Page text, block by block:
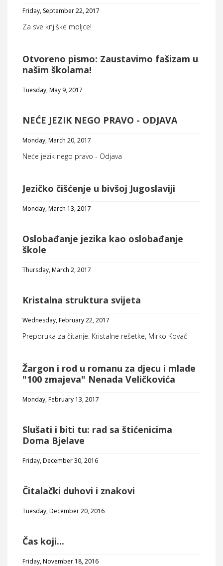
Friday, September 22, 2017
Za sve knjiške moljce!
Otvoreno pismo: Zaustavimo fašizam u
našim školama!
Tuesday, May 9, 2017
NEĆE JEZIK NEGO PRAVO - ODJAVA
Monday, March 20, 2017
Neće jezik nego pravo - Odjava
Jezičko čišćenje u bivšoj Jugoslaviji
Monday, March 13, 2017
Oslobađanje jezika kao oslobađanje
škole
Thursday, March 2, 2017
Kristalna struktura svijeta
Wednesday, February 22, 2017
Preporuka za čitanje: Kristalne rešetke, Mirko Kovač
Žargon i rod u romanu za djecu i mlade
"100 zmajeva" Nenada Veličkovića
Monday, February 13, 2017
Slušati i biti tu: rad sa štićenicima
Doma Bjelave
Friday, December 30, 2016
Čitalački duhovi i znakovi
Tuesday, December 20, 2016
Čas koji...
Friday, November 18, 2016